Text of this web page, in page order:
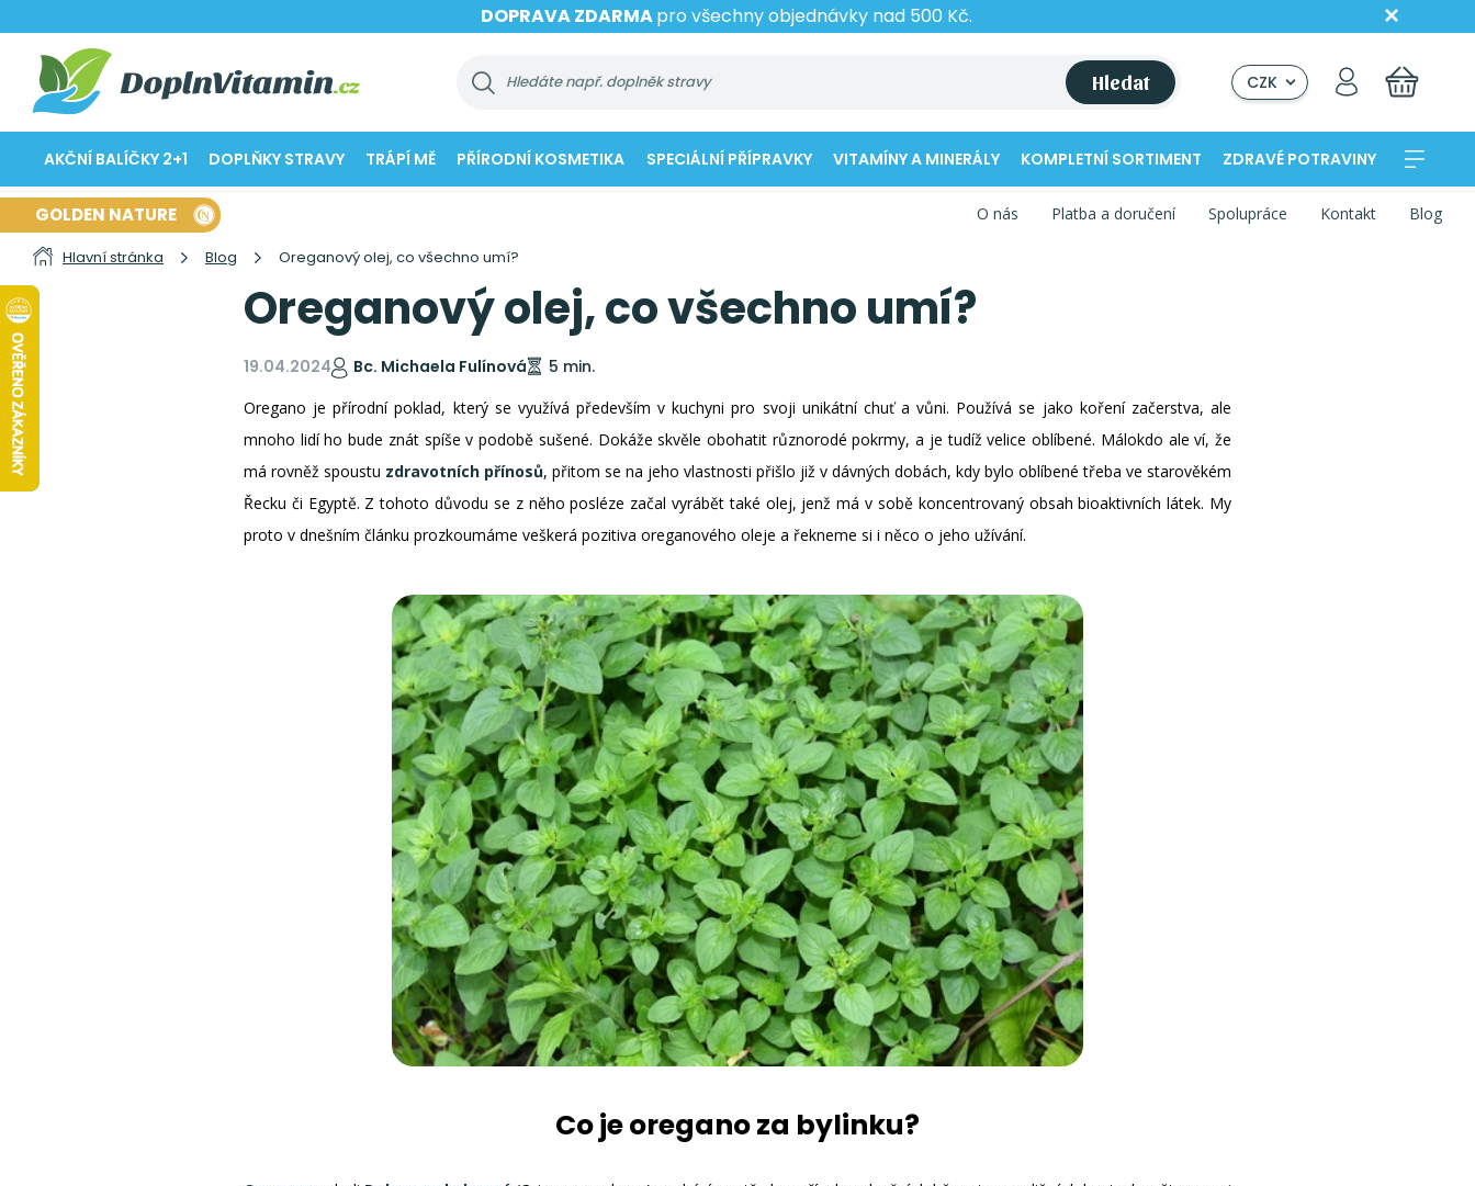
DOPRAVA ZDARMApro všechny objednávky nad 500 Kč.
Hledat CZK
AKČNÍ BALÍČKY 2+1 DOPLŇKY STRAVY TRÁPÍ MĚ PŘÍRODNÍ KOSMETIKA SPECIÁLNÍ PŘÍPRAVKY VITAMÍNY A MINERÁLY KOMPLETNÍ SORTIMENT ZDRAVÉ POTRAVINY
GOLDEN NATURE O nás Platba a doručení Spolupráce Kontakt Blog
Hlavní stránka Blog Oreganový olej, co všechno umí?
Oreganový olej, co všechno umí?
19.04.2024 Bc. Michaela Fulínová 5 min.
Oregano je přírodní poklad, který se využívá především v kuchyni pro svoji unikátní chuť a vůni. Používá se jako koření začerstva, ale
mnoho lidí ho bude znát spíše v podobě sušené. Dokáže skvěle obohatit různorodé pokrmy, a je tudíž velice oblíbené. Málokdo ale ví, že
má rovněž spoustu zdravotních přínosů, přitom se na jeho vlastnosti přišlo již v dávných dobách, kdy bylo oblíbené třeba ve starověkém
Řecku či Egyptě. Z tohoto důvodu se z něho posléze začal vyrábět také olej, jenž má v sobě koncentrovaný obsah bioaktivních látek. My
proto v dnešním článku prozkoumáme veškerá pozitiva oreganového oleje a řekneme si i něco o jeho užívání.
Co je oregano za bylinku?